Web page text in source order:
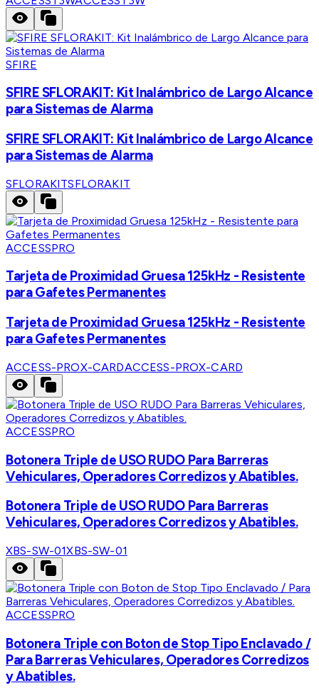
SFIRE
SFIRE SFLORAKIT: Kit Inalámbrico de Largo Alcance
para Sistemas de Alarma
SFIRE SFLORAKIT: Kit Inalámbrico de Largo Alcance
para Sistemas de Alarma
SFLORAKITSFLORAKIT
ACCESSPRO
Tarjeta de Proximidad Gruesa 125kHz - Resistente
para Gafetes Permanentes
Tarjeta de Proximidad Gruesa 125kHz - Resistente
para Gafetes Permanentes
ACCESS-PROX-CARDACCESS-PROX-CARD
ACCESSPRO
Botonera Triple de USO RUDO Para Barreras
Vehiculares, Operadores Corredizos y Abatibles.
Botonera Triple de USO RUDO Para Barreras
Vehiculares, Operadores Corredizos y Abatibles.
XBS-SW-01XBS-SW-01
ACCESSPRO
Botonera Triple con Boton de Stop Tipo Enclavado /
Para Barreras Vehiculares, Operadores Corredizos
y Abatibles.